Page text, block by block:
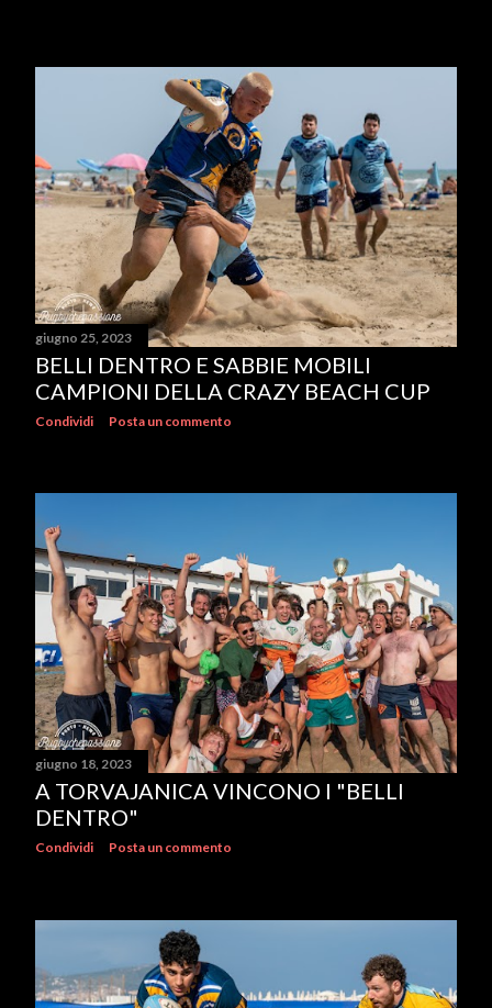
giugno 25, 2023
BELLI DENTRO E SABBIE MOBILI
CAMPIONI DELLA CRAZY BEACH CUP
Condividi Posta un commento
giugno 18, 2023
A TORVAJANICA VINCONO I "BELLI
DENTRO"
Condividi Posta un commento